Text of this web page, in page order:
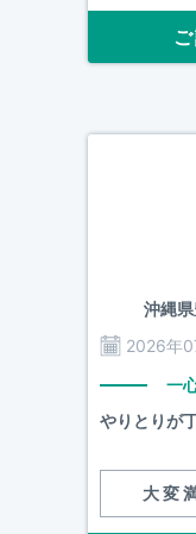
沖縄
2026年
一
やりとりが
大変